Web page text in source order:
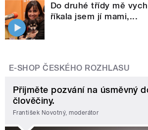
Do druhé třídy mě
říkala jsem jí mami,...
E-SHOP ČESKÉHO ROZHLASU
Přijměte pozvání na úsměvný
člověčiny.
František Novotný, moderátor